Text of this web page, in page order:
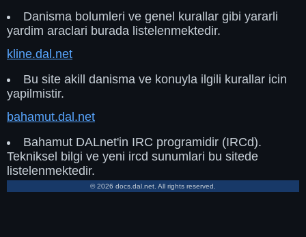
Danisma bolumleri ve genel kurallar gibi yararli
yardim araclari burada listelenmektedir.
kline.dal.net
Bu site akill danisma ve konuyla ilgili kurallar icin
yapilmistir.
bahamut.dal.net
Bahamut DALnet'in IRC programidir (IRCd).
Tekniksel bilgi ve yeni ircd sunumlari bu sitede
listelenmektedir.
© 2026 docs.dal.net. All rights reserved.